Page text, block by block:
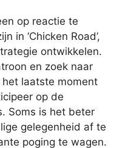
op reactie te
in ‘Chicken Road’,
ontwikkelen.
en zoek naar
laatste moment
op de
Soms is het beter
gelegenheid af te
poging te wagen.